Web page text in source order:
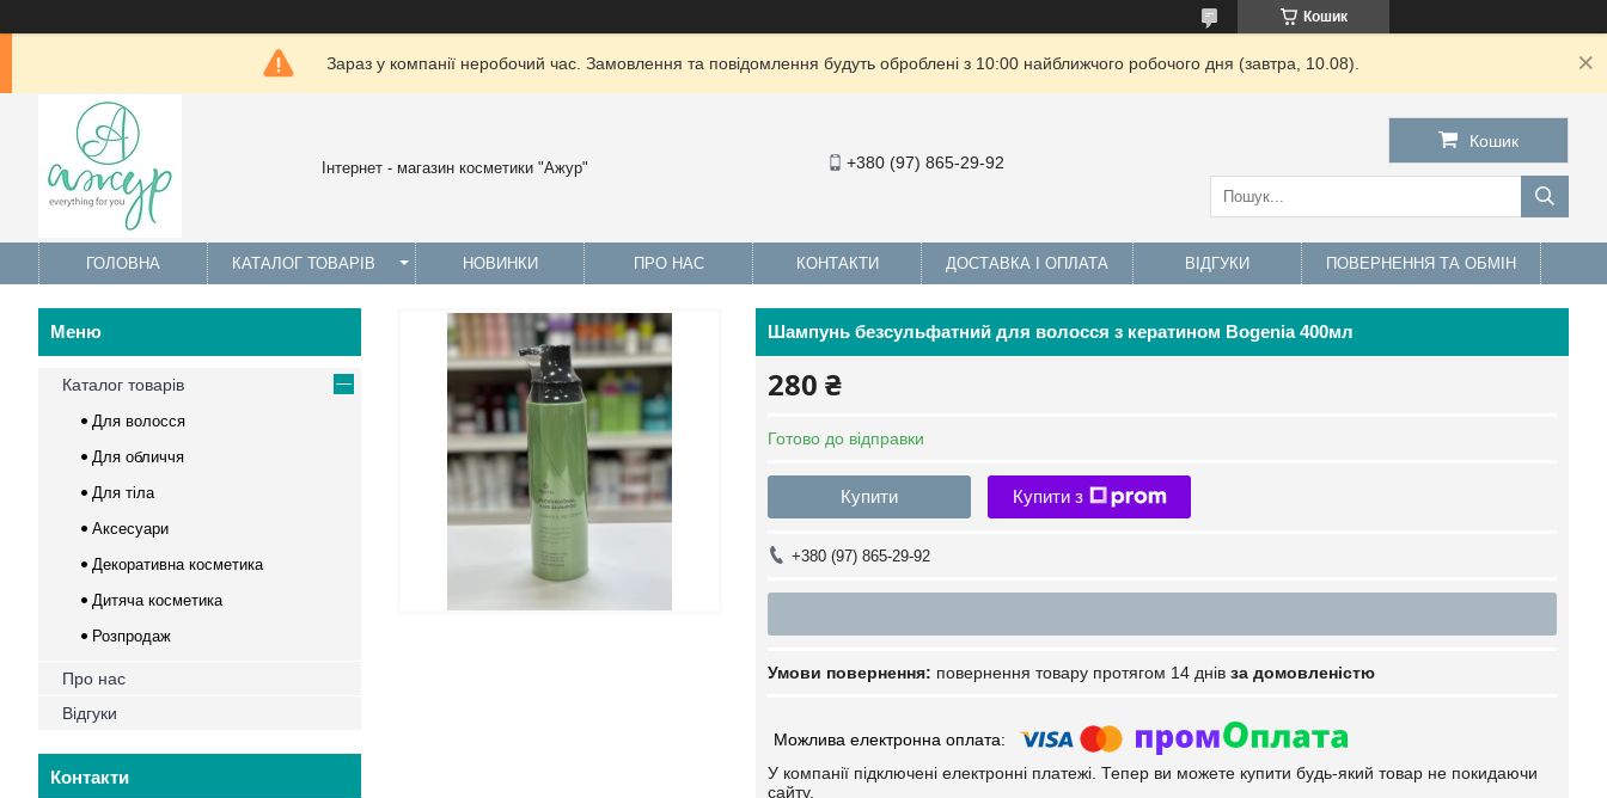
Кошик
Зараз у компанії неробочий час. Замовлення та повідомлення будуть оброблені з 10:00 найближчого робочого дня (завтра, 10.08).
Інтернет - магазин косметики "Ажур" +380 (97) 865-29-92
Кошик
ГОЛОВНА КАТАЛОГ ТОВАРІВ НОВИНКИ ПРО НАС КОНТАКТИ ДОСТАВКА І ОПЛАТА ВІДГУКИ ПОВЕРНЕННЯ ТА ОБМІН
Шампунь безсульфатний для волосся з кератином Bogenia 400мл
280 ₴
Готово до відправки
Купити Купити з
+380 (97) 865-29-92
повернення товару протягом 14 днів за домовленістю
У компанії підключені електронні платежі. Тепер ви можете купити будь-який товар не покидаючи
сайту.
Каталог товарів
Для волосся
Для обличчя
Для тіла
Аксесуари
Декоративна косметика
Дитяча косметика
Розпродаж
Про нас
Відгуки
Контакти